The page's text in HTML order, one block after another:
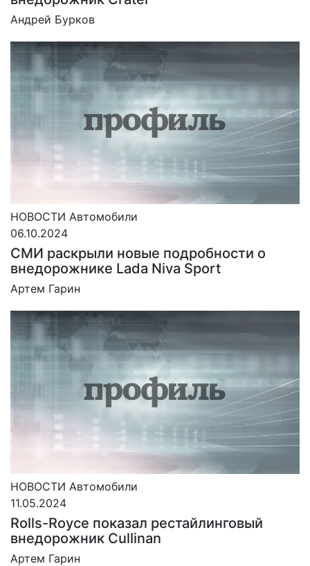
Андрей Бурков
НОВОСТИ Автомобили
06.10.2024
СМИ раскрыли новые подробности о
внедорожнике Lada Niva Sport
Артем Гарин
НОВОСТИ Автомобили
11.05.2024
Rolls-Royce показал рестайлинговый
внедорожник Cullinan
Артем Гарин